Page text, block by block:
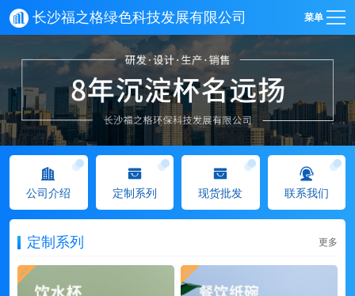
长沙福之格绿色科技发展有限公司 菜单
公司介绍 定制系列 现货批发 联系我们
定制系列 更多